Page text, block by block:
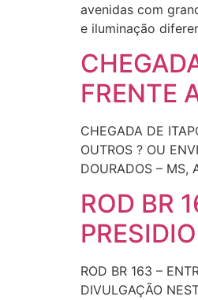
avenidas com
e iluminação
FRENTE
CHEGADA DE
OUTROS ? OU
DOURADOS –
ROD BR
ROD BR 163 –
DIVULGAÇÃO